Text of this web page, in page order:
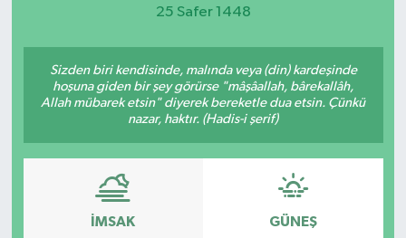
25 Safer 1448
Sizden biri kendisinde, malında veya (din) kardeşinde
hoşuna giden bir şey görürse "mâşâallah, bârekallâh,
Allah mübarek etsin" diyerek bereketle dua etsin. Çünkü
nazar, haktır. (Hadis-i şerif)
İMSAK GÜNEŞ
Etkinlikler